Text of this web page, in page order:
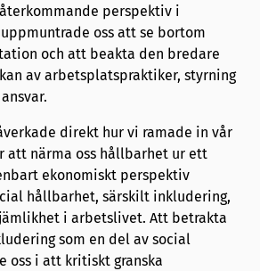
perspektiv i
oss att se bortom
och att beakta den bredare
av arbetsplatspraktiker, styrning
direkt hur vi ramade in vår
att närma oss hållbarhet ur ett
ekonomiskt perspektiv
hållbarhet, särskilt inkludering,
i arbetslivet. Att betrakta
som en del av social
oss i att kritiskt granska